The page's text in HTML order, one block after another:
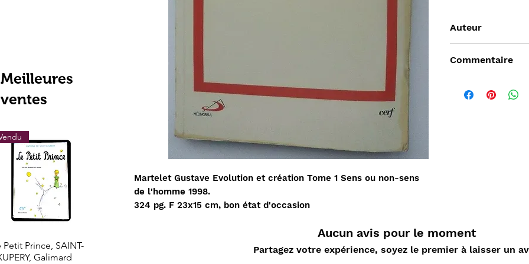
Martelet Gustave Evolution et création Tome 1 Sens ou non-sens
de l'homme 1998.
324 pg. F 23x15 cm, bon état d'occasion
Auteur
Commentaire
Aucun avis pour le moment
Partagez votre expérience, soyez le premier à laisser un
Meilleures
ventes
Aperçu rapide
Petit Prince, SAINT-
Galimard
Aperçu rapide
Vendu
LOTHROP STODDARD
- Le Nouveau Monde
Aperçu rapide
Nature Morte aux
cartes à jouer et
Aperçu rapide
Vendu
Sahara, L'Epopée
Leclerc 1954-55, Map